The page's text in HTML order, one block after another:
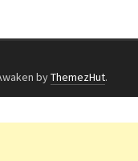
byThemezHut.